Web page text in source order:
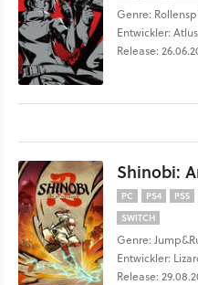
Genre:
Entwickler: Atlus
Release:
Shinobi:
PC PS4 PS5
SWITCH
Genre:
Entwickler:
Release: